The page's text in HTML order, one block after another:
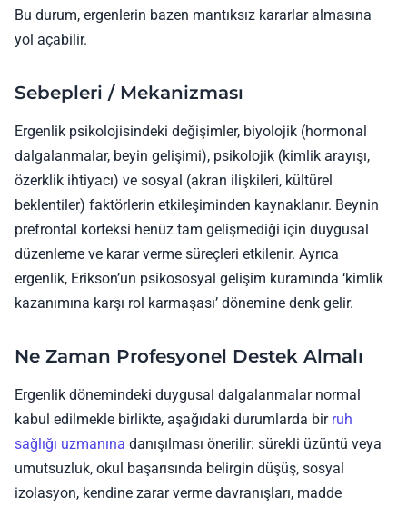
Bu durum, ergenlerin bazen mantıksız kararlar almasına
yol açabilir.
Sebepleri / Mekanizması
Ergenlik psikolojisindeki değişimler, biyolojik (hormonal
dalgalanmalar, beyin gelişimi), psikolojik (kimlik arayışı,
özerklik ihtiyacı) ve sosyal (akran ilişkileri, kültürel
beklentiler) faktörlerin etkileşiminden kaynaklanır. Beynin
prefrontal korteksi henüz tam gelişmediği için duygusal
düzenleme ve karar verme süreçleri etkilenir. Ayrıca
ergenlik, Erikson’un psikososyal gelişim kuramında ‘kimlik
kazanımına karşı rol karmaşası’ dönemine denk gelir.
Ne Zaman Profesyonel Destek Almalı
Ergenlik dönemindeki duygusal dalgalanmalar normal
kabul edilmekle birlikte, aşağıdaki durumlarda bir ruh
sağlığı uzmanına danışılması önerilir: sürekli üzüntü veya
umutsuzluk, okul başarısında belirgin düşüş, sosyal
izolasyon, kendine zarar verme davranışları, madde